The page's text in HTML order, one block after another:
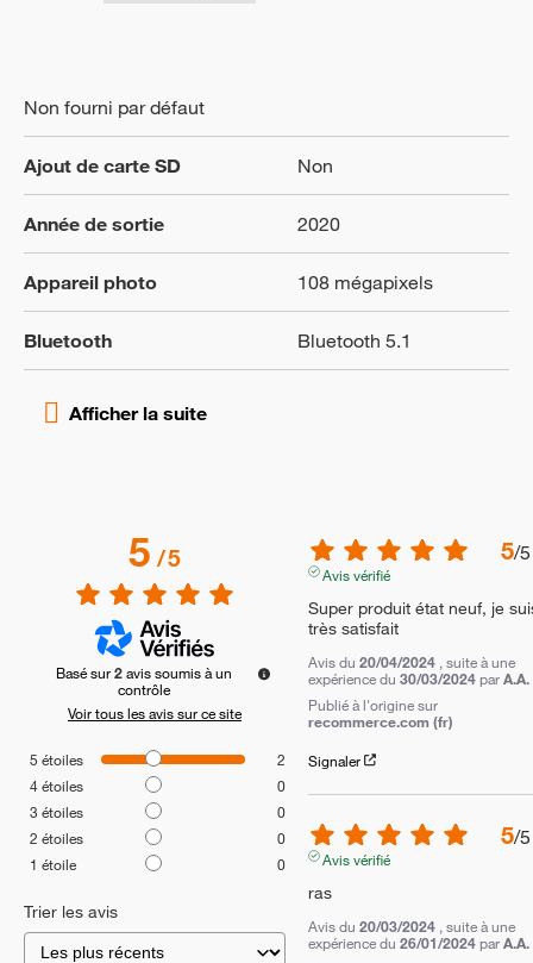
Non fourni par défaut
Ajout de carte SD Non
Année de sortie 2020
Appareil photo 108 mégapixels
Bluetooth Bluetooth 5.1
5/5
Basé sur2avis soumis à un
contrôle
Voir tous les avis sur ce site
5 étoiles
2
4étoiles
0
3 étoiles
0
2 étoiles
0
1 étoile 0
Trier les avis
5/5
Avis vérifié
Super produit état neuf, je
très satisfait
Avis du 20/04/2024 , suite à une
expérience du 30/03/2024 parA.A.
Publié à l'origine sur
recommerce.com (fr)
Signaler
5/5
Avis vérifié
ras
Avis du 20/03/2024 , suite à une
expérience du 26/01/2024 parA.A.